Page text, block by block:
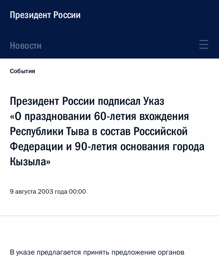
Президент России
Новости
События
Президент России подписал Указ
«О праздновании 60-летия вхождения
Республики Тыва в состав Российской
Федерации и 90-летия основания города
Кызыла»
9 августа 2003 года00:00
В указе предлагается принять предложение органов